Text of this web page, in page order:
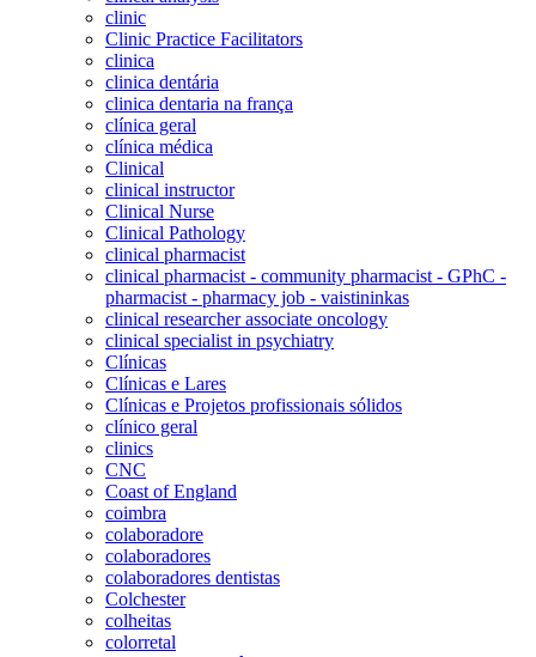
clinic
Clinic Practice Facilitators
clinica
clinica dentária
clinica dentaria na frança
clínica geral
clínica médica
Clinical
clinical instructor
Clinical Nurse
Clinical Pathology
clinical pharmacist
clinical pharmacist - community pharmacist - GPhC -
pharmacist - pharmacy job - vaistininkas
clinical researcher associate oncology
clinical specialist in psychiatry
Clínicas
Clínicas e Lares
Clínicas e Projetos profissionais sólidos
clínico geral
clinics
CNC
Coast of England
coimbra
colaboradore
colaboradores
colaboradores dentistas
Colchester
colheitas
colorretal